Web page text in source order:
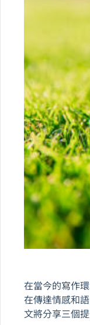
在當今的寫作環
在傳達情感和
文將分享三個